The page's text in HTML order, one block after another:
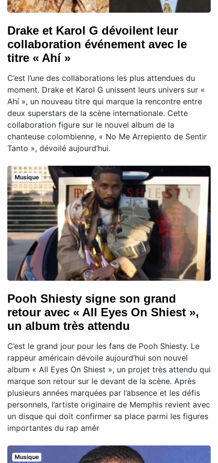
Drake et Karol G dévoilent leur
collaboration événement avec le
titre « Ahí »
C’est l’une des collaborations les plus attendues du
moment. Drake et Karol G unissent leurs univers sur «
Ahí », un nouveau titre qui marque la rencontre entre
deux superstars de la scène internationale. Cette
collaboration figure sur le nouvel album de la
chanteuse colombienne, « No Me Arrepiento de Sentir
Tanto », dévoilé aujourd’hui.
Musique
Pooh Shiesty signe son grand
retour avec « All Eyes On Shiest »,
un album très attendu
C’est le grand jour pour les fans de Pooh Shiesty. Le
rappeur américain dévoile aujourd’hui son nouvel
album « All Eyes On Shiest », un projet très attendu qui
marque son retour sur le devant de la scène. Après
plusieurs années marquées par l’absence et les défis
personnels, l’artiste originaire de Memphis revient avec
un disque qui doit confirmer sa place parmi les figures
importantes du rap amér
Musique